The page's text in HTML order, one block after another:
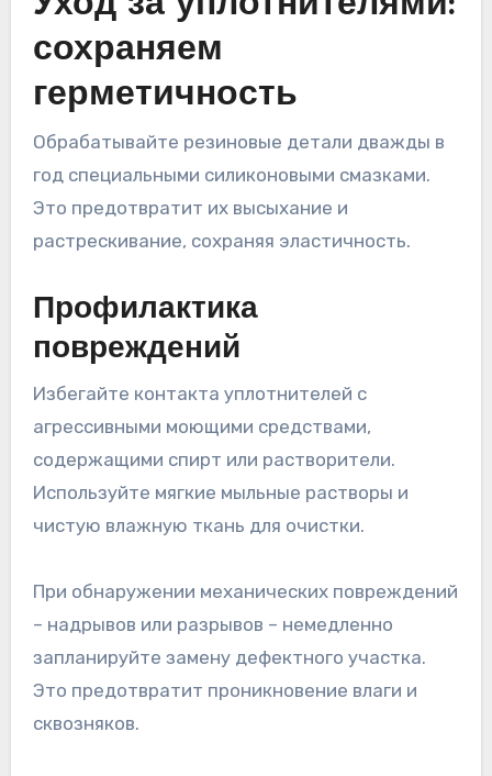
сохраняем
герметичность
Обрабатывайте резиновые детали дважды в
год специальными силиконовыми смазками.
Это предотвратит их высыхание и
растрескивание, сохраняя эластичность.
Профилактика
повреждений
Избегайте контакта уплотнителей с
агрессивными моющими средствами,
содержащими спирт или растворители.
Используйте мягкие мыльные растворы и
чистую влажную ткань для очистки.
При обнаружении механических повреждений
– надрывов или разрывов – немедленно
запланируйте замену дефектного участка.
Это предотвратит проникновение влаги и
сквозняков.